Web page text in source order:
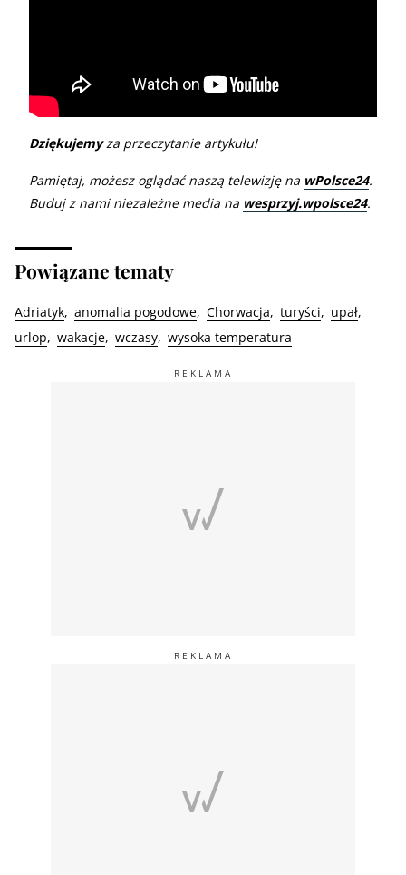
Dziękujemyza przeczytanie artykułu!
Pamiętaj, możesz oglądać naszą telewizję na wPolsce24.
Buduj z nami niezależne media na wesprzyj.wpolsce24.
Powiązane tematy
Adriatyk anomalia pogodowe Chorwacja turyści
upał
urlop
wakacje wczasy wysoka temperatura